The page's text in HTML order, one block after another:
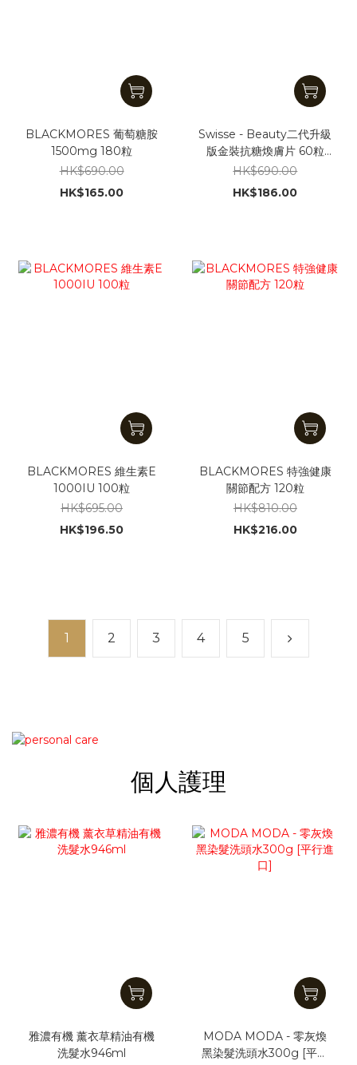
BLACKMORES 葡萄糖胺
1500mg 180粒
HK$690.00
HK$165.00
Swisse - Beauty二代升級
版金裝抗糖煥膚片 60粒
[平行進口]
HK$690.00
HK$186.00
BLACKMORES 維生素E
1000IU 100粒
HK$695.00
HK$196.50
BLACKMORES 特強健康
關節配方 120粒
HK$810.00
HK$216.00
1 2 3 4 5
個人護理
雅濃有機 薰衣草精油有機
洗髮水946ml
MODA MODA - 零灰煥
黑染髮洗頭水300g [平行